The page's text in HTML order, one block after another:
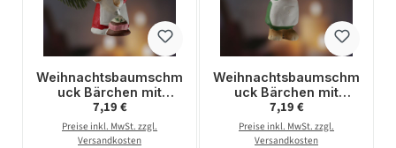
Weihnachtsbaumschm
uck Bärchen mit
Spritzbeutel und
Törtchen -
Christbaumschmuck -
Regulärer Preis:
7,19 €
Preise inkl. MwSt. zzgl.
Versandkosten
Weihnachtsbaumschm
uck Bärchen mit
Törtchen -
Christbaumschmuck -
Polyresin - H: 8cm
Regulärer Preis:
7,19 €
Preise inkl. MwSt. zzgl.
Versandkosten